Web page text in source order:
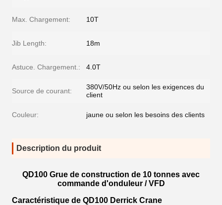
Max. Chargement: 10T
Jib Length: 18m
Astuce. Chargement.: 4.0T
Source de courant:
380V/50Hz ou selon les exigences du
client
Couleur: jaune ou selon les besoins des clients
Description du produit
QD100 Grue de construction de 10 tonnes avec
commande d'onduleur / VFD
Caractéristique de QD100 Derrick Crane